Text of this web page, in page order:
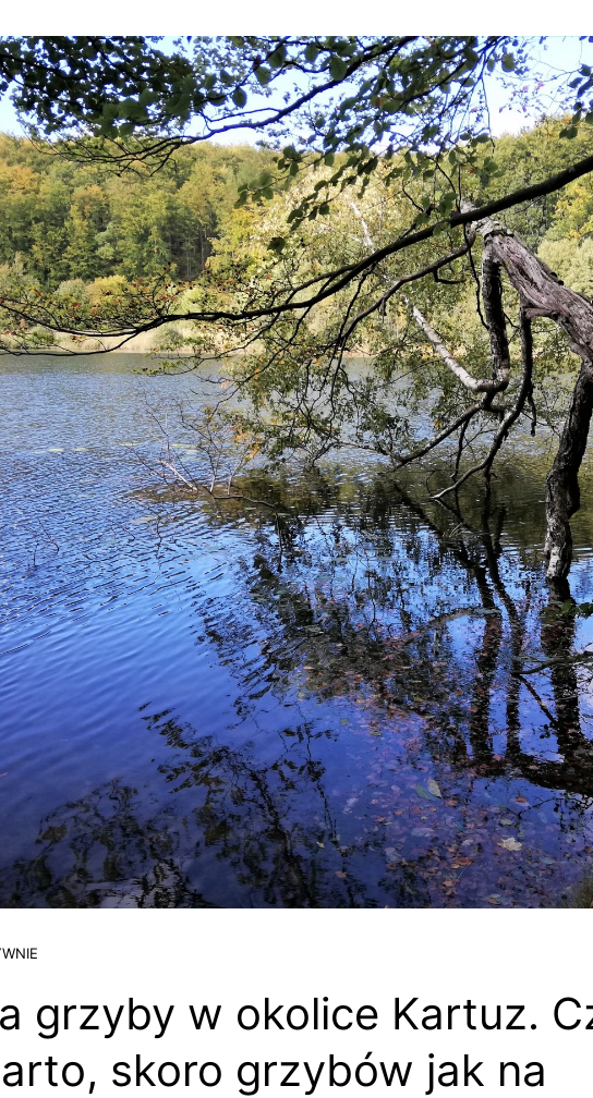
grzyby w okolice Kartuz.
skoro grzybów jak na